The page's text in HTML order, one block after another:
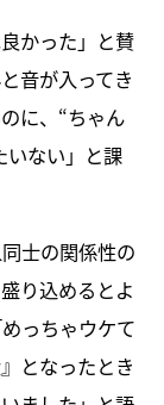
かった」と賛
音が入ってき
に、“ちゃん
いない」と課
士の関係性の
り込めるとよ
っちゃウケて
となったとき